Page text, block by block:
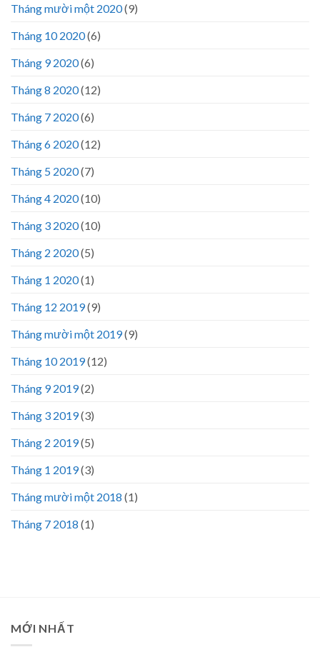
Tháng mười một 2020(9)
Tháng 10 2020(6)
Tháng 9 2020(6)
Tháng 8 2020(12)
Tháng 7 2020(6)
Tháng 6 2020(12)
Tháng 5 2020(7)
Tháng 4 2020(10)
Tháng 3 2020(10)
Tháng 2 2020(5)
Tháng 1 2020(1)
Tháng 12 2019(9)
Tháng mười một 2019(9)
Tháng 10 2019(12)
Tháng 9 2019(2)
Tháng 3 2019(3)
Tháng 2 2019(5)
Tháng 1 2019(3)
Tháng mười một 2018 (1)
Tháng 7 2018 (1)
MỚI NHẤT